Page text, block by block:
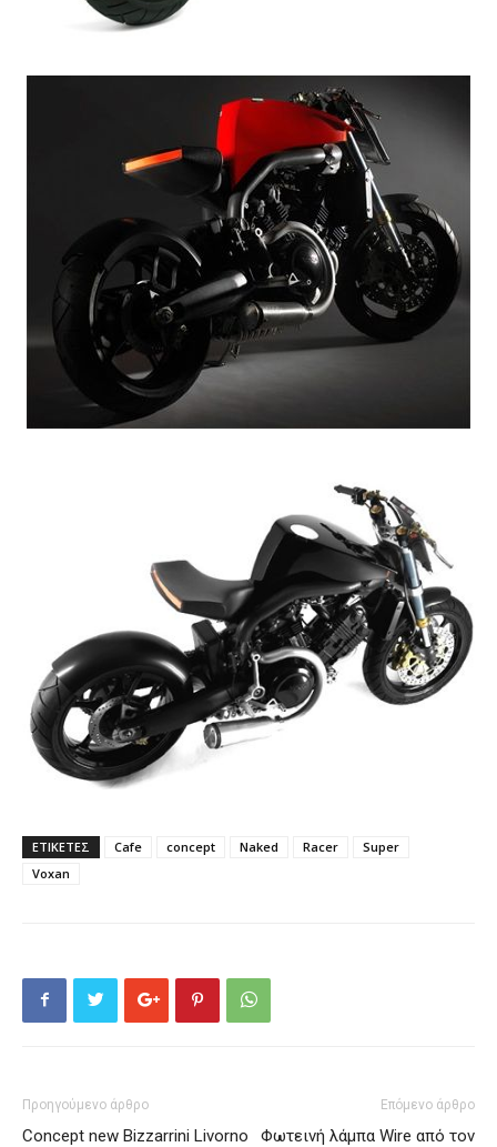
ΕΤΙΚΕΤΕΣ Cafe concept Naked Racer
Super
Voxan
Προηγούμενο άρθρο
Concept new Bizzarrini Livorno
Επόμενο άρθρο
Φωτεινή λάμπα Wire από τον